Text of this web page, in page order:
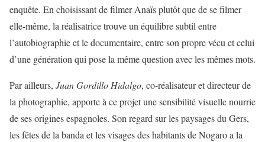
enquête. En choisissant de filmer Anaïs plutôt que de se filmer
elle-même, la réalisatrice trouve un équilibre subtil entre
l’autobiographie et le documentaire, entre son propre vécu et celui
d’une génération qui pose la même question avec les mêmes mots.
Par ailleurs, Juan Gordillo Hidalgo, co-réalisateur et directeur de
la photographie, apporte à ce projet une sensibilité visuelle nourrie
de ses origines espagnoles. Son regard sur lespaysages du Gers,
les fêtes de la banda et les visages des habitants de Nogaro a la